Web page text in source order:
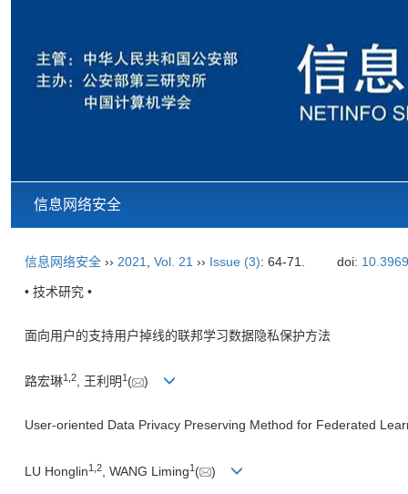
信息网络安全
信息网络安全 ›› 2021 Vol. 21 ›› Issue (3): 64-71. doi:
• 技术研究 •
面向用户的支持用户掉线的联邦学习数据隐私保护方法
路宏琳1 2, 王利明 1 ( )
User-oriented Data Privacy Preserving Method for Federated
LU Honglin1 2 , WANG Liming1 ( )